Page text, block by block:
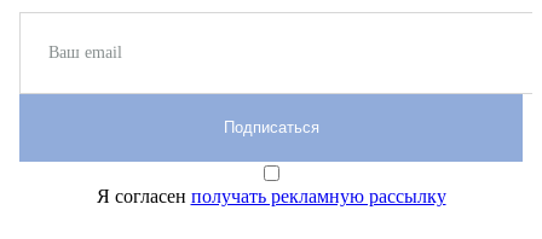
Подписаться
Я согласен получать рекламную рассылку